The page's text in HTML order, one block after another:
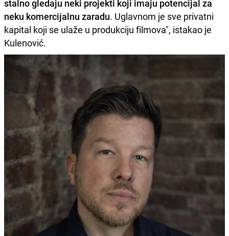
stalno gledaju neki projekti koji imaju potencijal za
neku komercijalnu zaradu. Uglavnom je sve privatni
kapital koji se ulaže u produkciju filmova", istakao je
Kulenović.